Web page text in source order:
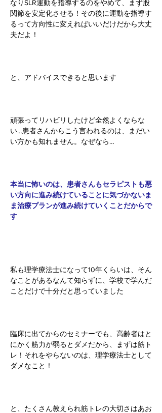
なりSLR運動を指導するのをやめて、まず股
関節を安定化させる！その後に運動を指導す
るって方向性に変えればいいだけだから大丈
夫だよ！
と、アドバイスできると思います
頑張ってリハビリしたけど全然よくならな
い…患者さんからこう言われるのは、まだい
い方かも知れません。なぜなら…
本当に怖いのは、患者さんもセラピストも悪
い方向に進み続けていることに気づかないま
ま治療プランが進み続けていくことだからで
す
私も理学療法士になって10年くらいは、そん
なことがあるなんて知らずに、学校で学んだ
ことだけで十分だと思っていました
臨床に出てからのセミナーでも、高齢者はと
にかく筋力が弱るとダメだから、まずは筋ト
レ！それをやらないのは、理学療法士として
ダメなこと！
と、たくさん教えられ筋トレの大切さはあお